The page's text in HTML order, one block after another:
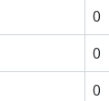
0
0
0